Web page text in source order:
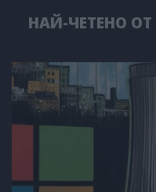
НАЙ-ЧЕТЕНО